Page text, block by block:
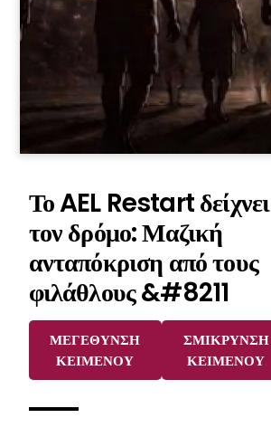
Το AEL Restart δείχνει
τον δρόμο: Μαζική
ανταπόκριση από τους
φιλάθλους &#8211
ΜΕΓΕΘΥΝΣΗ
ΚΕΙΜΕΝΟΥ
ΣΜΙΚΡΥΝΣΗ
ΚΕΙΜΕΝΟΥ